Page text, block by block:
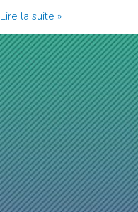
Sine
Non
Squad
–
Cité
Audacieuse
Lire la suite »